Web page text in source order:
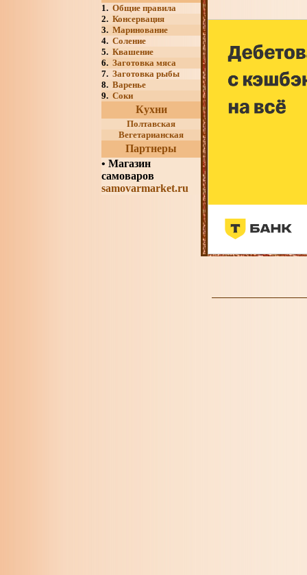
1. Общие правила
2. Консервация
3. Маринование
4. Соление
5. Квашение
6. Заготовка мяса
7. Заготовка рыбы
8. Варенье
9. Соки
Кухни
Полтавская
Вегетарианская
Партнеры
• Магазин
самоваров
samovarmarket.ru